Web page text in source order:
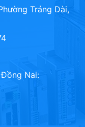
Trảng Dài,
Nai: